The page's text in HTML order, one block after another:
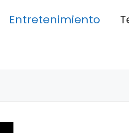
Entretenimiento